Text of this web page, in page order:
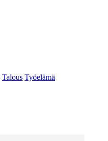
Talous Työelämä